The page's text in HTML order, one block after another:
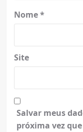
Nome*
Site
Salvar meus
próxima vez